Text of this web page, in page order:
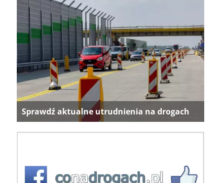
Sprawdź aktualne utrudnienia na drogach